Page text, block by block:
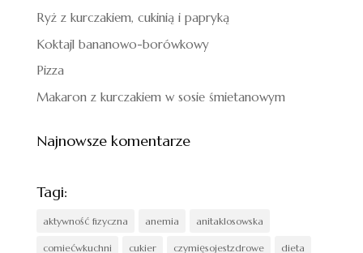
Ryż z kurczakiem, cukinią i papryką
Koktajl bananowo-borówkowy
Pizza
Makaron z kurczakiem w sosie śmietanowym
Najnowsze komentarze
Tagi:
aktywność fizyczna anemia anitaklosowska
comiećwkuchni cukier czymięsojestzdrowe dieta